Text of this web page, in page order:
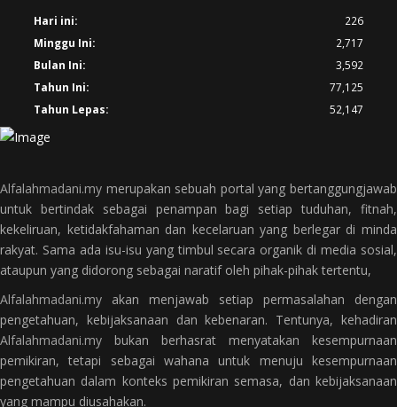
Hari ini:
226
Minggu Ini:
2,717
Bulan Ini:
3,592
Tahun Ini:
77,125
Tahun Lepas:
52,147
Alfalahmadani.my merupakan sebuah portal yang bertanggungjawab
untuk bertindak sebagai penampan bagi setiap tuduhan, fitnah,
kekeliruan, ketidakfahaman dan kecelaruan yang berlegar di minda
rakyat. Sama ada isu-isu yang timbul secara organik di media sosial,
ataupun yang didorong sebagai naratif oleh pihak-pihak tertentu,
Alfalahmadani.my akan menjawab setiap permasalahan dengan
pengetahuan, kebijaksanaan dan kebenaran. Tentunya, kehadiran
Alfalahmadani.my bukan berhasrat menyatakan kesempurnaan
pemikiran, tetapi sebagai wahana untuk menuju kesempurnaan
pengetahuan dalam konteks pemikiran semasa, dan kebijaksanaan
yang mampu diusahakan.